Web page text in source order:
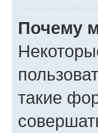
Почему
такие